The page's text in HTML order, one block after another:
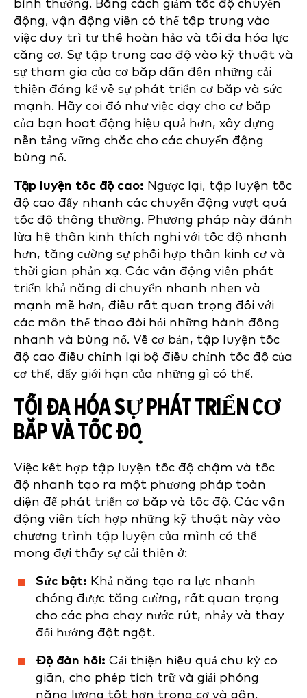
bình thường. Bằng cách giảm tốc độ chuyển
động, vận động viên có thể tập trung vào
việc duy trì tư thế hoàn hảo và tối đa hóa lực
căng cơ. Sự tập trung cao độ vào kỹ thuật và
sự tham gia của cơ bắp dẫn đến những cải
thiện đáng kể về sự phát triển cơ bắp và sức
mạnh. Hãy coi đó như việc dạy cho cơ bắp
của bạn hoạt động hiệu quả hơn, xây dựng
nền tảng vững chắc cho các chuyển động
bùng nổ.
Tập luyện tốc độ cao: Ngược lại, tập luyện tốc
độ cao đẩy nhanh các chuyển động vượt quá
tốc độ thông thường. Phương pháp này đánh
lừa hệ thần kinh thích nghi với tốc độ nhanh
hơn, tăng cường sự phối hợp thần kinh cơ và
thời gian phản xạ. Các vận động viên phát
triển khả năng di chuyển nhanh nhẹn và
mạnh mẽ hơn, điều rất quan trọng đối với
các môn thể thao đòi hỏi những hành động
nhanh và bùng nổ. Về cơ bản, tập luyện tốc
độ cao điều chỉnh lại bộ điều chỉnh tốc độ của
cơ thể, đẩy giới hạn của những gì có thể.
TỐI ĐA HÓA SỰ PHÁT TRIỂN CƠ
BẮP VÀ TỐC ĐỘ
Việc kết hợp tập luyện tốc độ chậm và tốc
độ nhanh tạo ra một phương pháp toàn
diện để phát triển cơ bắp và tốc độ. Các vận
động viên tích hợp những kỹ thuật này vào
chương trình tập luyện của mình có thể
mong đợi thấy sự cải thiện ở:
Sức bật: Khả năng tạo ra lực nhanh
chóng được tăng cường, rất quan trọng
cho các pha chạy nước rút, nhảy và thay
đổi hướng đột ngột.
Độ đàn hồi: Cải thiện hiệu quả chu kỳ co
giãn, cho phép tích trữ và giải phóng
năng lượng tốt hơn trong cơ và gân.